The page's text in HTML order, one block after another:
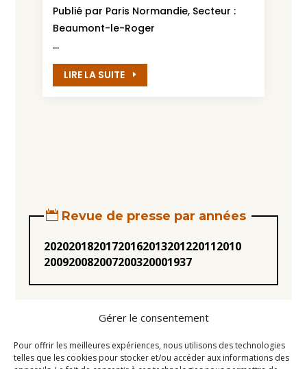
Gérer le consentement
Pour offrir les meilleures expériences, nous utilisons des technologies
telles que les cookies pour stocker et/ou accéder aux informations des
Publié par Paris Normandie, Secteur :
Beaumont-le-Roger
...
LIRE LA SUITE
Revue de presse par années
20202018201720162013201220112010
200920082007200320001937